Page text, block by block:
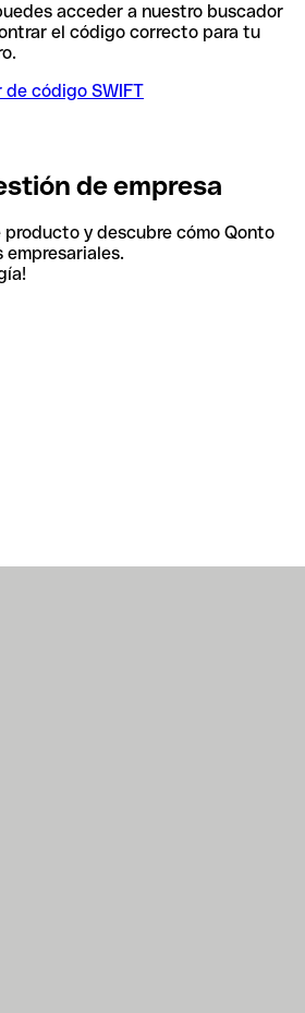
acceder a nuestro buscador
el código correcto para tu
código SWIFT
de empresa
y descubre cómo Qonto